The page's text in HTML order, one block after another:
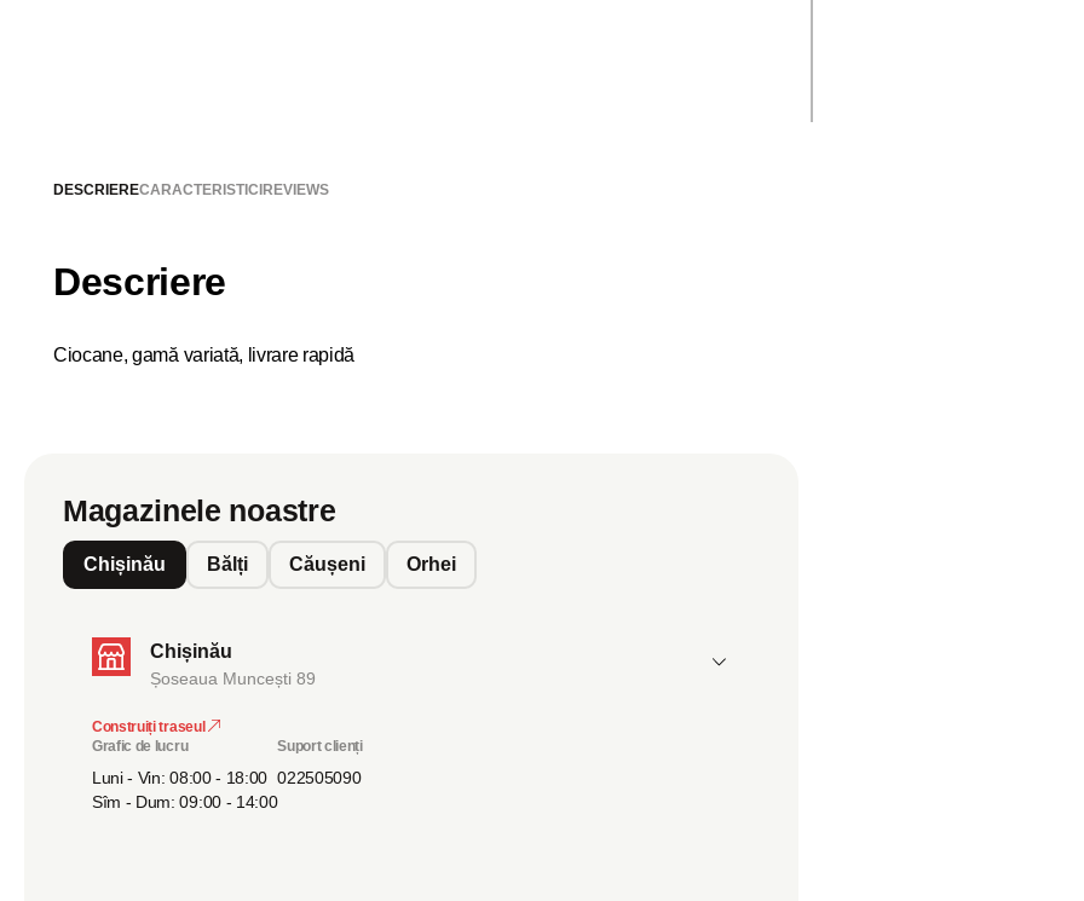
DESCRIERECARACTERISTICI REVIEWS
Descriere
Ciocane, gamă variată, livrare rapidă
Magazinele noastre
Chișinău Bălți Căușeni Orhei
Chișinău
Șoseaua Muncești 89
Construiți traseul
Grafic de lucru
Luni - Vin: 08:00 - 18:00
Sîm - Dum: 09:00 - 14:00
Suport clienți
022505090